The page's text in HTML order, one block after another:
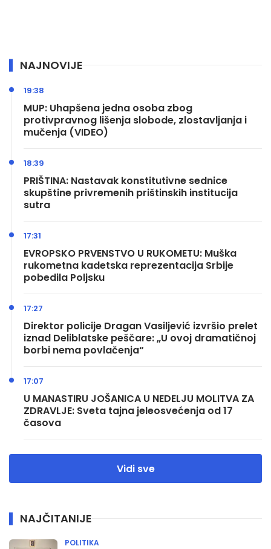
NAJNOVIJE
MUP: Uhapšena jedna osoba zbog
protivpravnog lišenja slobode, zlostavljanja i
mučenja (VIDEO)
19:38
PRIŠTINA: Nastavak konstitutivne sednice
skupštine privremenih prištinskih institucija
sutra
18:39
EVROPSKO PRVENSTVO U RUKOMETU: Muška
rukometna kadetska reprezentacija Srbije
pobedila Poljsku
17:31
Direktor policije Dragan Vasiljević izvršio prelet
iznad Deliblatske peščare: „U ovoj dramatičnoj
borbi nema povlačenja“
17:27
U MANASTIRU JOŠANICA U NEDELJU MOLITVA ZA
ZDRAVLJE: Sveta tajna jeleosvećenja od 17
časova
17:07
Vidi sve
NAJČITANIJE
POLITIKA